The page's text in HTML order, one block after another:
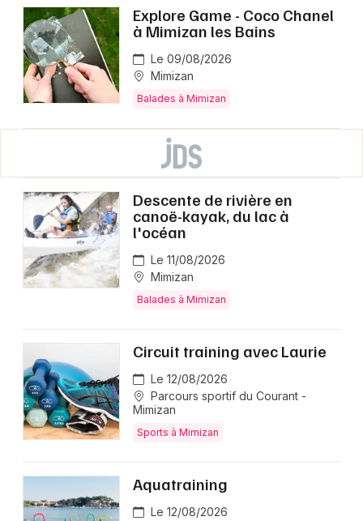
Explore Game - Coco Chanel
à Mimizan les Bains
Le 09/08/2026
Mimizan
Balades à Mimizan
Descente de rivière en
canoë-kayak, du lac à
l'océan
Le 11/08/2026
Mimizan
Balades à Mimizan
Circuit training avec Laurie
Le 12/08/2026
Parcours sportif du Courant -
Mimizan
Sports à Mimizan
Aquatraining
Le 12/08/2026